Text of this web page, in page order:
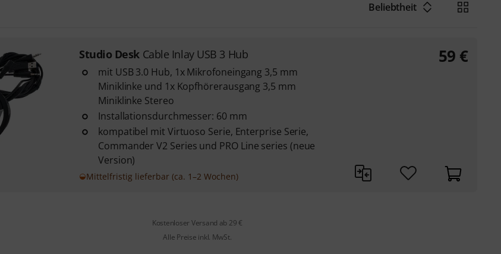
Beliebtheit
Studio Desk Cable Inlay USB 3 Hub
mit USB 3.0 Hub, 1x Mikrofoneingang 3,5 mm
Miniklinke und 1x Kopfhörerausgang 3,5 mm
Miniklinke Stereo
Installationsdurchmesser: 60 mm
kompatibel mit Virtuoso Serie, Enterprise Serie,
Commander V2 Series und PRO Line series (neue
Version)
Mittelfristig lieferbar (ca. 1–2 Wochen)
59 €
Kostenloser Versand ab 29 €
Alle Preise inkl. MwSt.